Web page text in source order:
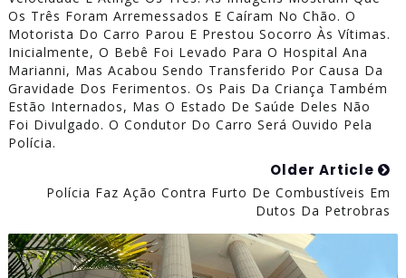
Os Três Foram Arremessados E Caíram No Chão. O
Motorista Do Carro Parou E Prestou Socorro Às Vítimas.
Inicialmente, O Bebê Foi Levado Para O Hospital Ana
Marianni, Mas Acabou Sendo Transferido Por Causa Da
Gravidade Dos Ferimentos. Os Pais Da Criança Também
Estão Internados, Mas O Estado De Saúde Deles Não
Foi Divulgado. O Condutor Do Carro Será Ouvido Pela
Polícia.
Older Article
Polícia Faz Ação Contra Furto De Combustíveis Em
Dutos Da Petrobras